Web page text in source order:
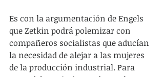
Es con la argumentación de Engels
que Zetkin podrá polemizar con
compañeros socialistas que aducían
la necesidad de alejar a las mujeres
de la producción industrial. Para